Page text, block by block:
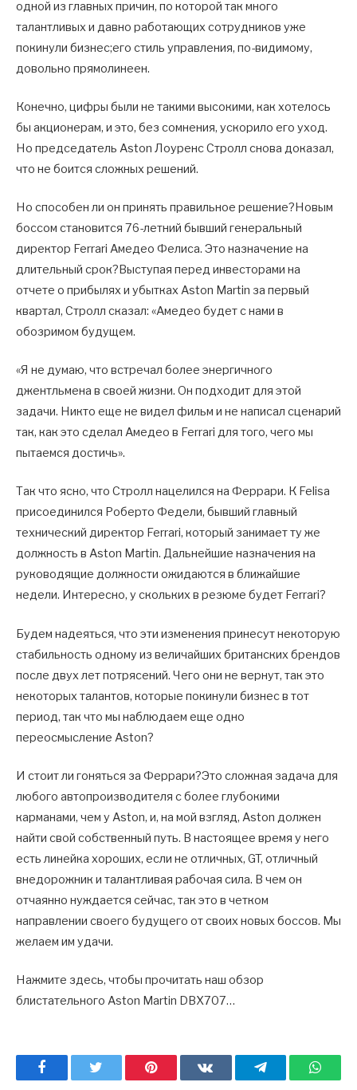
одной из главных причин, по которой так много
талантливых и давно работающих сотрудников уже
покинули бизнес;его стиль управления, по-видимому,
довольно прямолинеен.
Конечно, цифры были не такими высокими, как хотелось
бы акционерам, и это, без сомнения, ускорило его уход.
Но председатель Aston Лоуренс Стролл снова доказал,
что не боится сложных решений.
Но способен ли он принять правильное решение?Новым
боссом становится 76-летний бывший генеральный
директор Ferrari Амедео Фелиса. Это назначение на
длительный срок?Выступая перед инвесторами на
отчете о прибылях и убытках Aston Martin за первый
квартал, Стролл сказал: «Амедео будет с нами в
обозримом будущем.
«Я не думаю, что встречал более энергичного
джентльмена в своей жизни. Он подходит для этой
задачи. Никто еще не видел фильм и не написал сценарий
так, как это сделал Амедео в Ferrari для того, чего мы
пытаемся достичь».
Так что ясно, что Стролл нацелился на Феррари. К Felisa
присоединился Роберто Федели, бывший главный
технический директор Ferrari, который занимает ту же
должность в Aston Martin. Дальнейшие назначения на
руководящие должности ожидаются в ближайшие
недели. Интересно, у скольких в резюме будет Ferrari?
Будем надеяться, что эти изменения принесут некоторую
стабильность одному из величайших британских брендов
после двух лет потрясений. Чего они не вернут, так это
некоторых талантов, которые покинули бизнес в тот
период, так что мы наблюдаем еще одно
переосмысление Aston?
И стоит ли гоняться за Феррари?Это сложная задача для
любого автопроизводителя с более глубокими
карманами, чем у Aston, и, на мой взгляд, Aston должен
найти свой собственный путь. В настоящее время у него
есть линейка хороших, если не отличных, GT, отличный
внедорожник и талантливая рабочая сила. В чем он
отчаянно нуждается сейчас, так это в четком
направлении своего будущего от своих новых боссов. Мы
желаем им удачи.
Нажмите здесь, чтобы прочитать наш обзор
блистательного Aston Martin DBX707…
Facebook Pinterest ВКонтактеTelegram